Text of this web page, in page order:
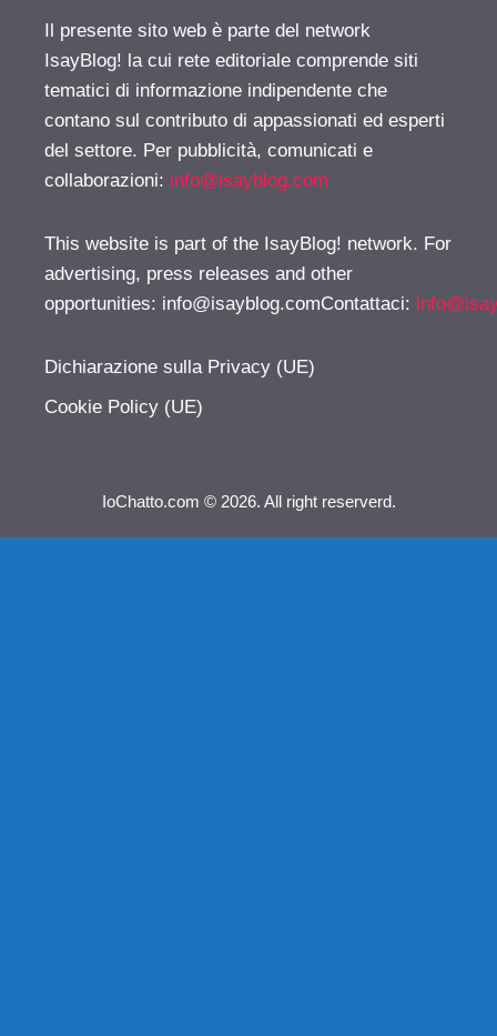
Il presente sito web è parte del network
IsayBlog! la cui rete editoriale comprende siti
tematici di informazione indipendente che
contano sul contributo di appassionati ed esperti
del settore. Per pubblicità, comunicati e
collaborazioni: info@isayblog.com
This website is part of the IsayBlog! network. For
advertising, press releases and other
opportunities: info@isayblog.comContattaci:
Dichiarazione sulla Privacy (UE)
Cookie Policy (UE)
IoChatto.com © 2026. All right reserverd.